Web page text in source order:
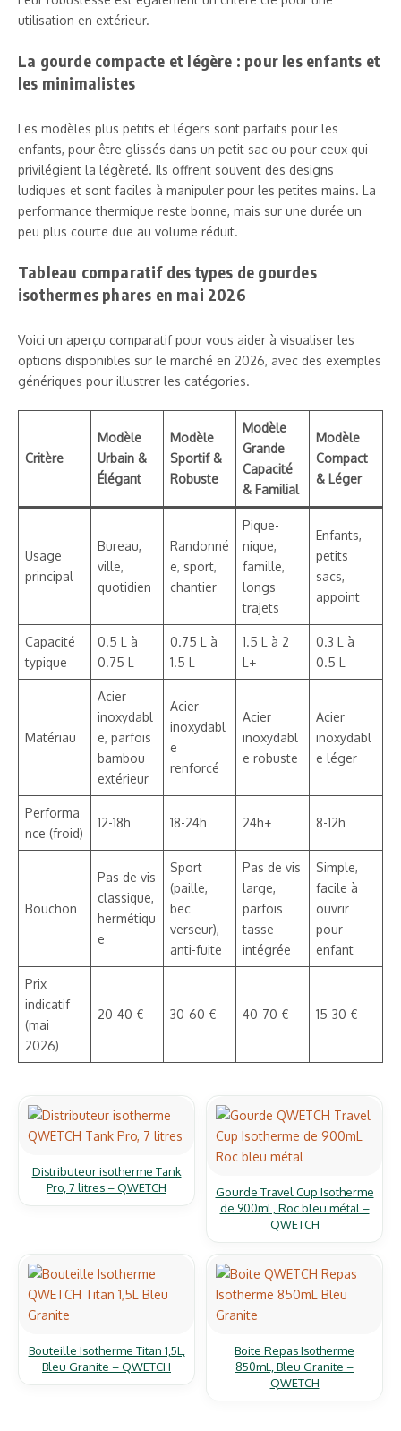
utilisation en extérieur.
La gourde compacte et légère : pour les enfants et
les minimalistes
Les modèles plus petits et légers sont parfaits pour les
enfants, pour être glissés dans un petit sac ou pour ceux qui
privilégient la légèreté. Ils offrent souvent des designs
ludiques et sont faciles à manipuler pour les petites mains. La
performance thermique reste bonne, mais sur une durée un
peu plus courte due au volume réduit.
Tableau comparatif des types de gourdes
isothermes phares en mai 2026
Voici un aperçu comparatif pour vous aider à visualiser les
options disponibles sur le marché en 2026, avec des exemples
génériques pour illustrer les catégories.
Critère
Modèle
Urbain &
Élégant
Modèle
Sportif &
Robuste
Modèle
Grande
Capacité
& Familial
Modèle
Compact
& Léger
Usage
principal
Bureau,
ville,
quotidien
Randonné
e, sport,
chantier
Pique-
nique,
famille,
longs
trajets
Enfants,
petits
sacs,
appoint
Capacité
typique
0.5 L à
0.75 L
0.75 L à
1.5 L
1.5 L à 2
L+
0.3 L à
0.5 L
Matériau
Acier
inoxydabl
e, parfois
bambou
extérieur
Acier
inoxydabl
e
renforcé
Acier
inoxydabl
e robuste
Acier
inoxydabl
e léger
Performa
nce (froid)
12-18h 18-24h 24h+ 8-12h
Bouchon
Pas de vis
classique,
hermétiqu
e
Sport
(paille,
bec
verseur),
anti-fuite
Pas de vis
large,
parfois
tasse
intégrée
Simple,
facile à
ouvrir
pour
enfant
Prix
indicatif
(mai
2026)
20-40 € 30-60 € 40-70 € 15-30 €
Distributeur isotherme Tank
Pro, 7 litres – QWETCH
Gourde Travel Cup Isotherme
de 900mL, Roc bleu métal –
QWETCH
Bouteille Isotherme Titan 1,5L,
Bleu Granite – QWETCH
Boite Repas Isotherme
850mL, Bleu Granite –
QWETCH